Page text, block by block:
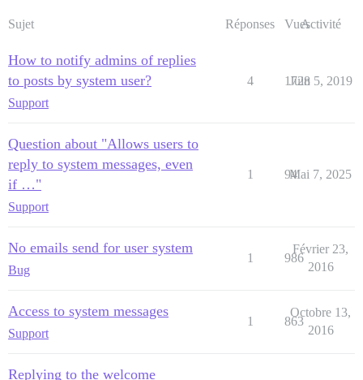
Sujet Réponses VuesActivité
How to notify admins of replies
to posts by system user?
Support
4 1728
Juin 5, 2019
Question about "Allows users to
reply to system messages, even
if …"
Support
1 94Mai 7, 2025
No emails send for user system
Bug
1 986
Février 23,
2016
Access to system messages
Support
1 863
Octobre 13,
2016
Replying to the welcome